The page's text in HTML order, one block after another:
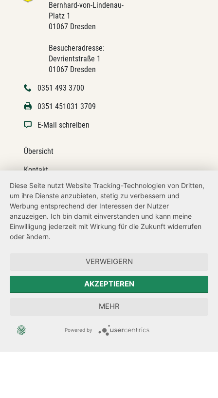
Bernhard-von-Lindenau-
Platz 1
01067 Dresden
Besucheradresse:
Devrientstraße 1
01067 Dresden
0351 493 3700
0351 451031 3709
E-Mail schreiben
Übersicht
Kontakt
Impressum
Datenschutz
Transparenzanspruch
Forum Mitteleuropa
Der Sächsische Integrationsbeauftragte
Diese Seite nutzt Website Tracking-Technologien von Dritten,
um ihre Dienste anzubieten, stetig zu verbessern und
Werbung entsprechend der Interessen der Nutzer
anzuzeigen. Ich bin damit einverstanden und kann meine
Einwilligung jederzeit mit Wirkung für die Zukunft widerrufen
oder ändern.
VERWEIGERN
AKZEPTIEREN
MEHR
Powered by